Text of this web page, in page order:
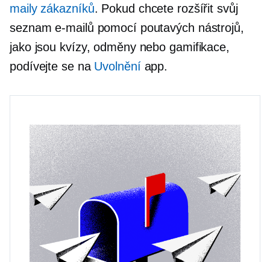
maily zákazníků. Pokud chcete rozšířit svůj
seznam e-mailů pomocí poutavých nástrojů,
jako jsou kvízy, odměny nebo gamifikace,
podívejte se na Uvolněníapp.